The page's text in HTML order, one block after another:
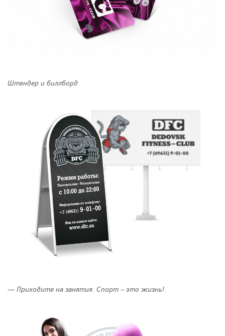
Штендер и биллборд
— Приходите на занятия. Спорт – это жизнь!